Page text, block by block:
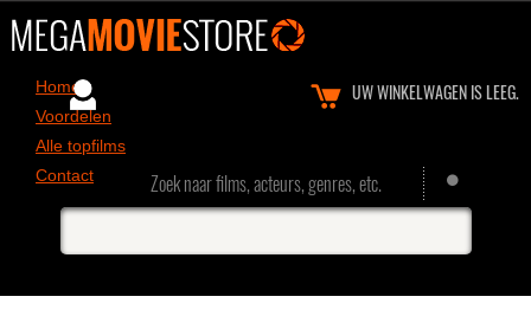
UW WINKELWAGEN IS LEEG.
Home
Voordelen
Alle topfilms
Contact
Zoek naar films, acteurs, genres, etc.